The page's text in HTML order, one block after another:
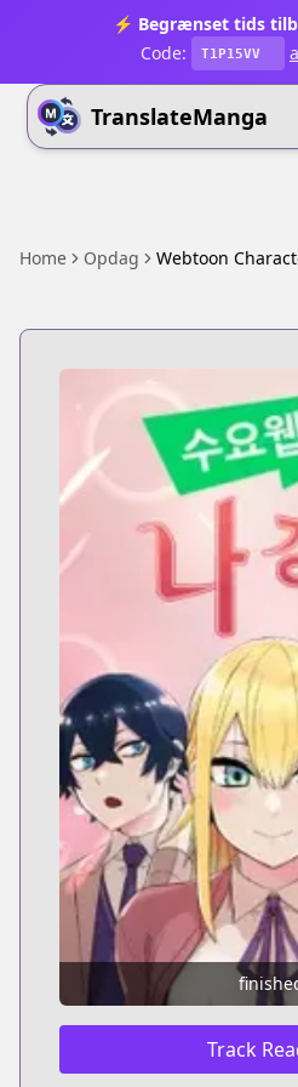
⚡ Begrænset tids
Code:
T1P15VV
TranslateManga
Home Opdag Webtoon
Track